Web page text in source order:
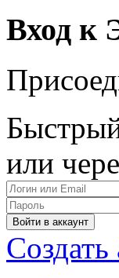
Вход к
или
Войти в аккаунт
Создать